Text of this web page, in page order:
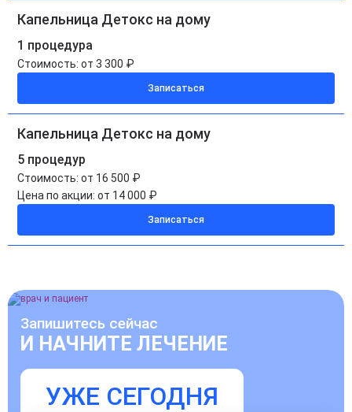
Капельница Детокс на дому
1 процедура
Стоимость: от 3 300 ₽
Записаться
Капельница Детокс на дому
5 процедур
Стоимость: от 16 500 ₽
Цена по акции: от 14 000 ₽
Записаться
Запишитесь сейчас
И НАЧНИТЕ ЛЕЧЕНИЕ
УЖЕ СЕГОДНЯ